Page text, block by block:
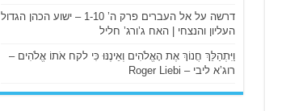
דרשה על אל העברים פרק ה’ 1-10 – ישוע הכהן הגדול
העליון והנצחי | האח ג’ורג’ חליל
וַיִּתְהַלֵּךְ חֲנוֹךְ אֶת הָאֱלֹהִים וְאֵינֶנּוּ כִּי לקח אֹתוֹ אֱלֹהִים –
רוג’א ליבי – Roger Liebi